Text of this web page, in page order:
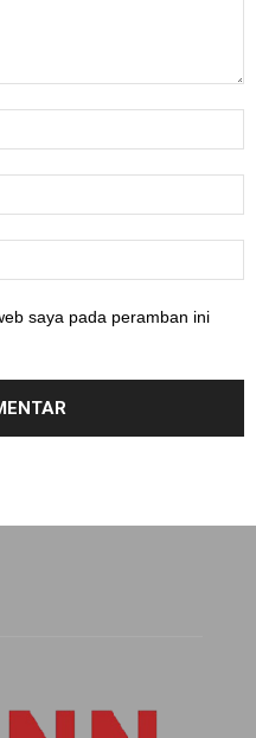
saya pada peramban ini